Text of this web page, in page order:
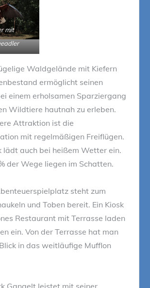
mit
Waldgelände mit Kiefern
ermöglicht seinen
einem erholsamen Sparziergang
Wildtiere hautnah zu erleben.
Attraktion ist die
mit regelmäßigen Freiflügen.
lädt auch bei heißem Wetter ein.
der Wege liegen im Schatten.
steht zum
und Toben bereit. Ein Kiosk
Restaurant mit Terrasse laden
ein. Von der Terrasse hat man
in das weitläufige Mufflon